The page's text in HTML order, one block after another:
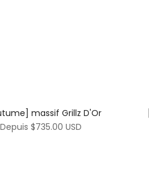
massif Grillz D'Or
Depuis $735.00 USD